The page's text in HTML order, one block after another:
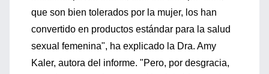
que son bien tolerados por la mujer, los han
convertido en productos estándar para la salud
sexual femenina", ha explicado la Dra. Amy
Kaler, autora del informe. "Pero, por desgracia,